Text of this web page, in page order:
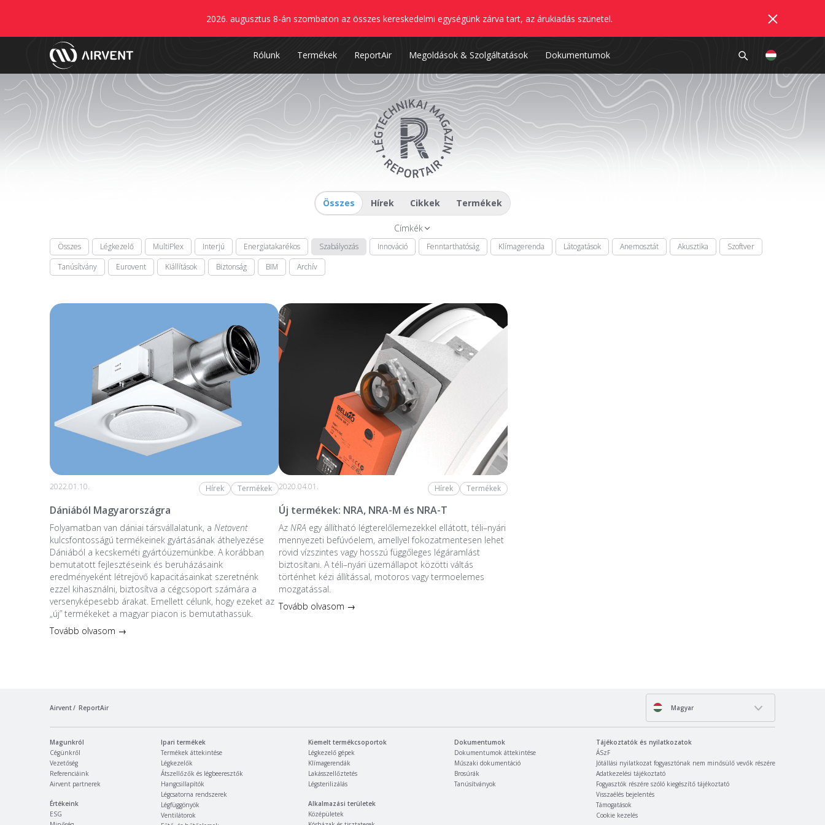
2026. augusztus 8-án szombaton az összes kereskedelmi egységünk zárva tart, az árukiadás szünetel.
Rólunk Termékek ReportAir Megoldások & Szolgáltatások Dokumentumok
Összes Hírek Cikkek Termékek
Címkék
Összes Légkezelő MultiPlex Interjú Energiatakarékos Szabályozás Innováció Fenntarthatóság Klímagerenda Látogatások Anemosztát Akusztika
Szoftver
Tanúsítvány
Eurovent Kiállítások Biztonság BIM Archív
2022.01.10. Hírek Termékek
Dániából Magyarországra
Folyamatban van dániai társvállalatunk, a Netavent
kulcsfontosságú termékeinek gyártásának áthelyezése
Dániából a kecskeméti gyártóüzemünkbe. A korábban
bemutatott fejlesztéseink és beruházásaink
eredményeként létrejövő kapacitásainkat szeretnénk
ezzel kihasználni, biztosítva a cégcsoport számára a
versenyképesebb árakat. Emellett célunk, hogy ezeket az
„új” termékeket a magyar piacon is bemutathassuk.
Tovább olvasom →
2020.04.01. Hírek Termékek
Új termékek: NRA, NRA-M és NRA-T
Az NRA egy állítható légterelőlemezekkel ellátott, téli–nyári
mennyezeti befúvóelem, amellyel fokozatmentesen lehet
rövid vízszintes vagy hosszú függőleges légáramlást
biztosítani. A téli–nyári üzemállapot közötti váltás
történhet kézi állítással, motoros vagy termoelemes
mozgatással.
Tovább olvasom →
Airvent ReportAir Magyar
Magunkról
Cégünkről
Vezetőség
Referenciáink
Airvent partnerek
Értékeink
ESG
Ipari termékek
Termékek áttekintése
Légkezelők
Átszellőzők és légbeeresztők
Hangcsillapítók
Légcsatorna rendszerek
Légfüggönyök
Ventilátorok
Kiemelt termékcsoportok
Légkezelő gépek
Klímagerendák
Lakásszellőztetés
Légsterilizálás
Alkalmazási területek
Középületek
Dokumentumok
Dokumentumok áttekintése
Műszaki dokumentáció
Brosúrák
Tanúsítványok
Tájékoztatók és nyilatkozatok
ÁSzF
Jótállási nyilatkozat fogyasztónak nem minősülő vevők részére
Adatkezelési tájékoztató
Fogyasztók részére szóló kiegészítő tájékoztató
Visszaélés bejelentés
Támogatások
Cookie kezelés